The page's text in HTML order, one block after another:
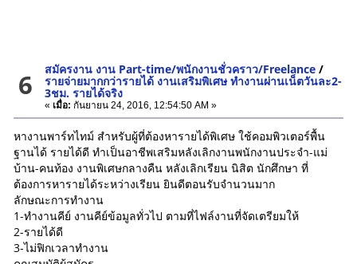
6 สมัครงาน งาน Part-time/พนักงานชั่วคราว/Freelance /
รายจ่ายมากกว่ารายได้ งานเสริมพิเศษ ทำงานผ่านเน็ตวันละ2-
3ชม. รายได้จริง
« เมื่อ: กันยายน 24, 2016, 12:54:50 AM »
หางานพาร์ทไทม์ สำหรับผู้ที่ต้องหารายได้พิเศษ ใช้คอมพิวเตอร์พื้น
ฐานได้ รายได้ดี ทำเป็นอาชีพเสริมหลังเลิกงานพนักงานประจำ-แม่
บ้าน-คนท้อง งานพิเศษกลางคืน หลังเลิกเรียน นิสิต นักศึกษา ที่
ต้องการหารายได้ระหว่างเรียน ยินดีตอนรับจำนวนมาก
ลักษณะการทำงาน
1-ทำงานคีย์ งานคีย์ข้อมูลทั่วไป ตามที่ไฟล์งานที่จัดเตรียมให้
2-รายได้ดี
3-ไม่ฟิกเวลาทำงาน